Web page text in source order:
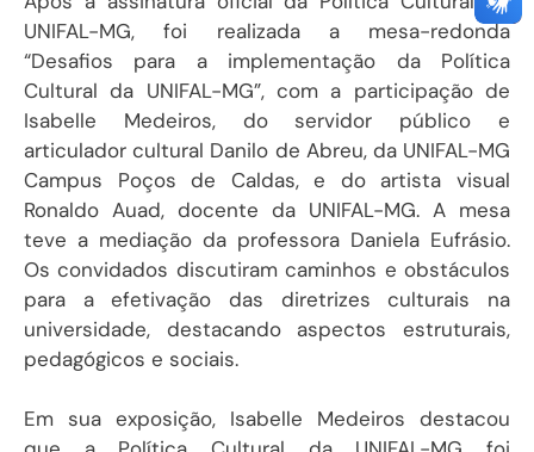
UNIFAL-MG, foi realizada a mesa-redonda
“Desafios para a implementação da Política
Cultural da UNIFAL-MG”, com a participação de
Isabelle Medeiros, do servidor público e
articulador cultural Danilo de Abreu, da UNIFAL-MG
Campus Poços de Caldas, e do artista visual
Ronaldo Auad, docente da UNIFAL-MG. A mesa
teve a mediação da professora Daniela Eufrásio.
Os convidados discutiram caminhos e obstáculos
para a efetivação das diretrizes culturais na
universidade, destacando aspectos estruturais,
pedagógicos e sociais.
Em sua exposição, Isabelle Medeiros destacou